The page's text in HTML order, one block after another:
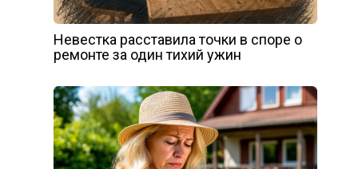
Невестка расставила точки в споре о
ремонте за один тихий ужин